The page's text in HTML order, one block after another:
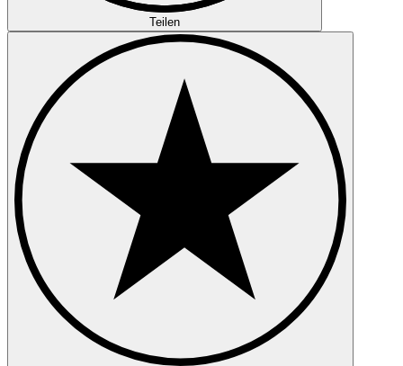
Teilen